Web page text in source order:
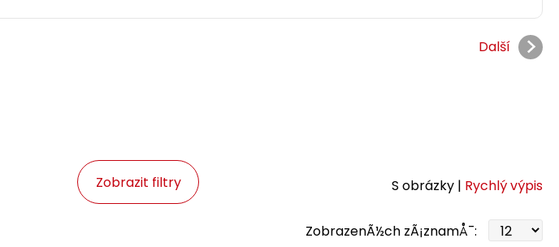
Další
Zobrazit filtry S obrázky | Rychlý výpis
ZobrazenÃ½ch zÃ¡znamÅ¯: